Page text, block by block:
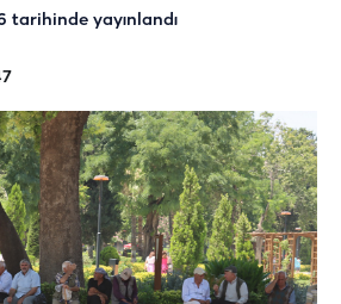
tarihinde yayınlandı